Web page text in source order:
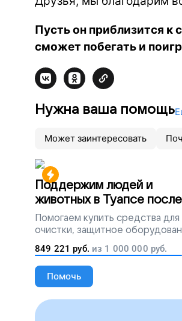
Пусть он приблизится к
сможет побегать и
Нужна ваша помощь
Может заинтересовать
Поддержим людей и
животных в Туапсе после
разлива мазута
Помогаем купить средства для
очистки, защитное
лекарства, корм и предметы
необходимости
849 221 руб. из 1 000 000 руб.
Помочь